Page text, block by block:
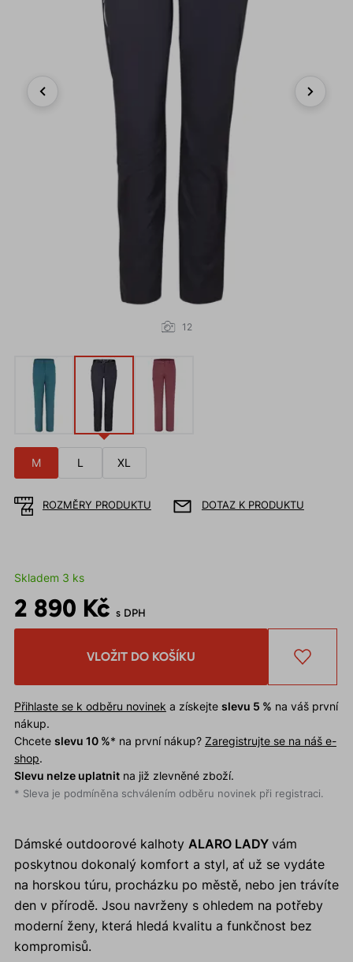
12
M L XL
ROZMĚRY PRODUKTU DOTAZ K PRODUKTU
Skladem 3 ks
2 890 Kč s DPH
VLOŽIT DO KOŠÍKU
Přihlaste se k odběru novinek a získejte slevu 5 % na váš první
nákup.
Chcete slevu 10 %* na první nákup? Zaregistrujte se na náš e-
shop.
Slevu nelze uplatnitna již zlevněné zboží.
* Sleva je podmíněna schválením odběru novinek při registraci.
Dámské outdoorové kalhoty ALARO LADY vám
poskytnou dokonalý komfort a styl, ať už se vydáte
na horskou túru, procházku po městě, nebo jen trávíte
den v přírodě. Jsou navrženy s ohledem na potřeby
moderní ženy, která hledá kvalitu a funkčnost bez
kompromisů.